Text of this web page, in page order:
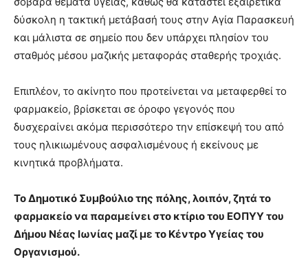
δύσκολη η τακτική μετάβασή τους στην Αγία Παρασκευή
και μάλιστα σε σημείο που δεν υπάρχει πλησίον του
σταθμός μέσου μαζικής μεταφοράς σταθερής τροχιάς.
Επιπλέον, το ακίνητο που προτείνεται να μεταφερθεί το
φαρμακείο, βρίσκεται σε όροφο γεγονός που
δυσχεραίνει ακόμα περισσότερο την επίσκεψή του από
τους ηλικιωμένους ασφαλισμένους ή εκείνους με
κινητικά προβλήματα.
Το Δημοτικό Συμβούλιο της πόλης, λοιπόν, ζητά το
φαρμακείο να παραμείνει στο κτίριο του ΕΟΠΥΥ του
Δήμου Νέας Ιωνίας μαζί με το Κέντρο Υγείας του
Οργανισμού.